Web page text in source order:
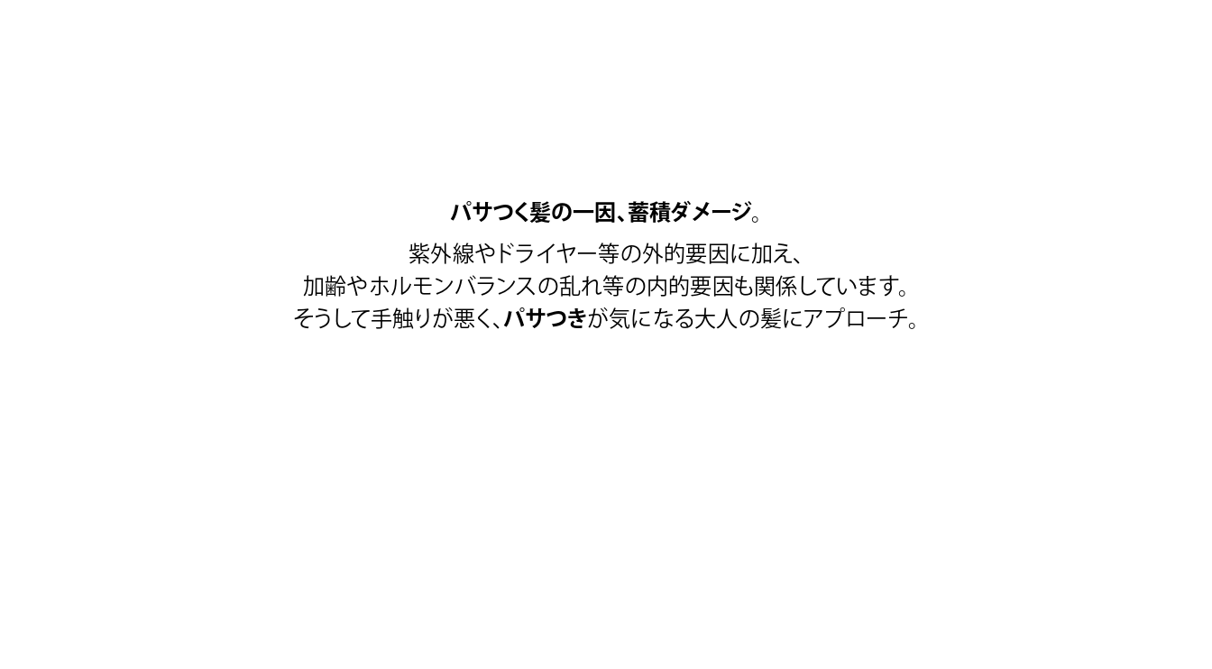
パサつく髪の一因、蓄積ダメージ。
紫外線やドライヤー等の外的要因に加え、
加齢やホルモンバランスの乱れ等の内的要因も関係しています。
そうして手触りが悪く、 パサつきが気になる大人の髪にアプローチ。